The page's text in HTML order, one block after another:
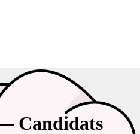
Candidats